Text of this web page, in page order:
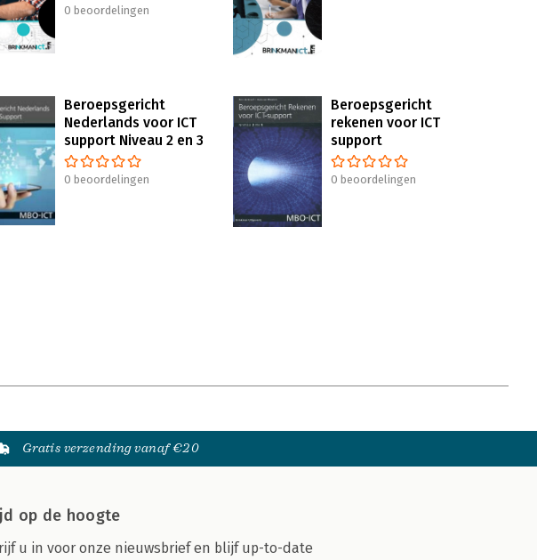
0 beoordelingen
Beroepsgericht
Nederlands voor ICT
support Niveau 2 en 3
0 beoordelingen
Beroepsgericht
rekenen voor ICT
support
0 beoordelingen
Gratis verzending vanaf €20
op de hoogte
u in voor onze nieuwsbrief en blijf up-to-date